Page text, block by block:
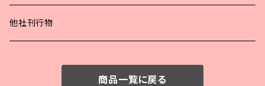
2020年
他社刊行物
商品一覧に戻る